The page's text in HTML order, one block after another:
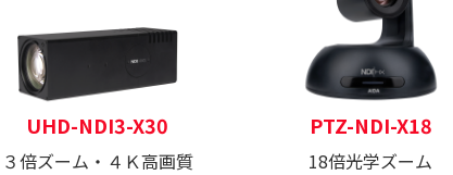
UHD-NDI3-X30
３倍ズーム・４Ｋ高画質
PTZ-NDI-X18
18倍光学ズーム